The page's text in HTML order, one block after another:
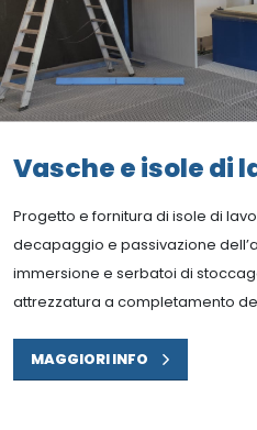
Vasche e isole di
Progetto e fornitura di isole di
decapaggio e passivazione
immersione e serbatoi di
attrezzatura a completamento
MAGGIORI INFO